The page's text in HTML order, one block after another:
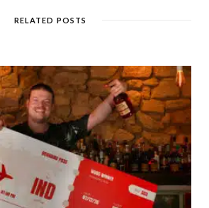
RELATED POSTS